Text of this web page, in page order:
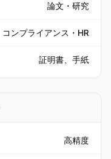
論文・研究
コンプライアンス・HR
証明書、手紙
高精度